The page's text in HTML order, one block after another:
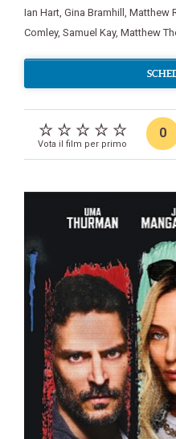
Ian Hart, Gina Bramhill , Matthew
Comley, Samuel Kay, Matthew
Vota il film per primo
0